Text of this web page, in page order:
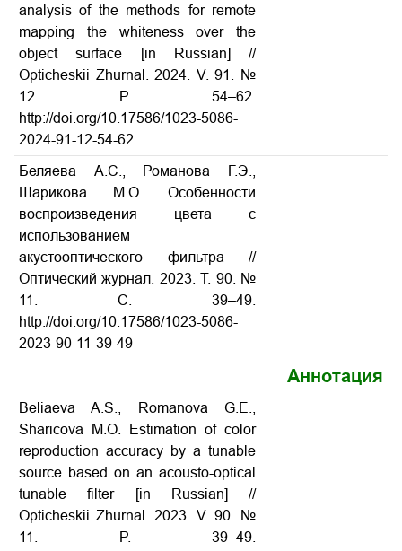
analysis of the methods for remote
mapping the whiteness over the
object surface [in Russian] //
Opticheskii Zhurnal. 2024. V. 91. №
12. P. 54–62.
http://doi.org/10.17586/1023-5086-
2024-91-12-54-62
Беляева А.С., Романова Г.Э.,
Шарикова М.О. Особенности
воспроизведения цвета с
использованием
акустооптического фильтра //
Оптический журнал. 2023. Т. 90. №
11. С. 39–49.
http://doi.org/10.17586/1023-5086-
2023-90-11-39-49
Beliaeva A.S., Romanova G.E.,
Sharicova M.O. Estimation of color
reproduction accuracy by a tunable
source based on an acousto-optical
tunable filter [in Russian] //
Opticheskii Zhurnal. 2023. V. 90. №
11. P. 39–49.
Аннотация